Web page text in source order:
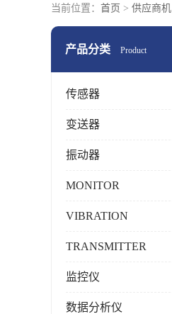
当前位置： 首页 > 供应商机
产品分类 Product
传感器
变送器
振动器
MONITOR
VIBRATION
TRANSMITTER
监控仪
数据分析仪